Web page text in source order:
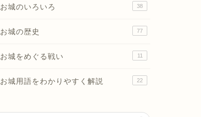
お城のいろいろ 38
お城の歴史 77
お城をめぐる戦い 11
お城用語をわかりやすく解説 22